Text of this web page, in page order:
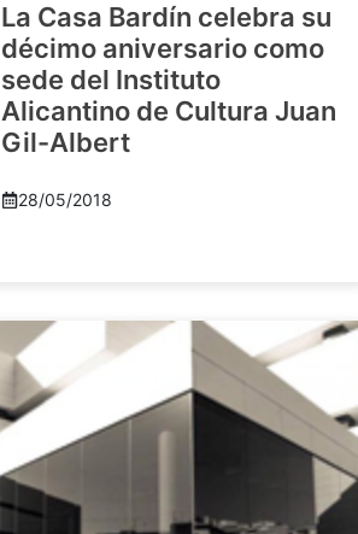
La Casa Bardín celebra su
décimo aniversario como
sede del Instituto
Alicantino de Cultura Juan
Gil-Albert
28/05/2018